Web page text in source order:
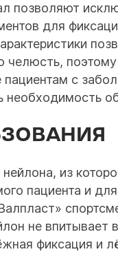
позволяют
для
с
из
пациента и
не впитывает
фиксация и